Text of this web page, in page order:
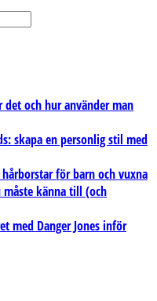
och hur använder man
skapa en personlig stil med
för barn och vuxna
måste känna till (och
med Danger Jones inför